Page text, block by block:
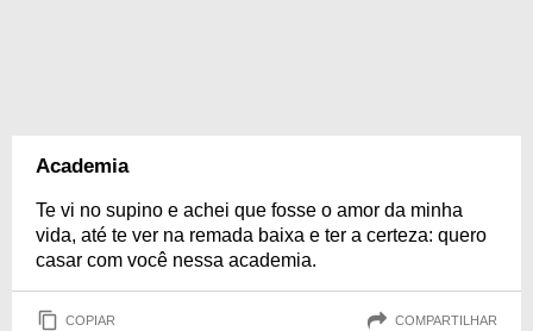
Academia
Te vi no supino e achei que fosse o amor da minha
vida, até te ver na remada baixa e ter a certeza: quero
casar com você nessa academia.
COPIAR COMPARTILHAR